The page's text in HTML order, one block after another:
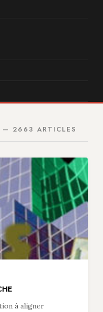
— 2663 ARTICLES
à aligner